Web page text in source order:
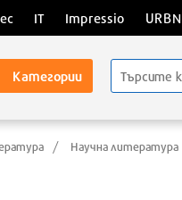
IT Impressio URBN
Категории
Научна литература